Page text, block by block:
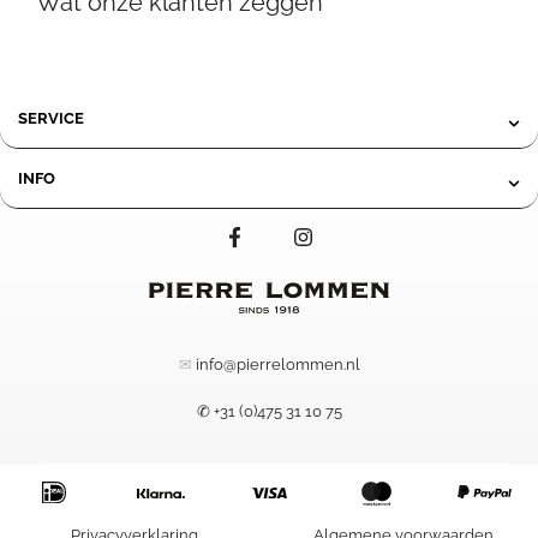
SERVICE
INFO
✉ info@pierrelommen.nl
✆ +31 (0)475 31 10 75